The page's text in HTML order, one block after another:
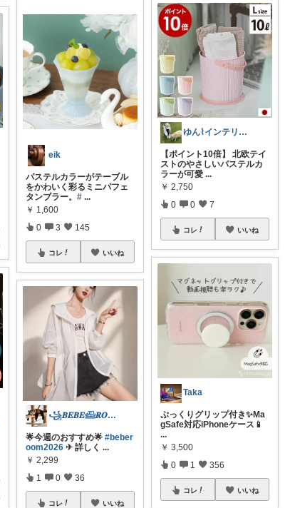
eik
パステルカラーがテーブル
をかわいく彩るミニパフェ
タンブラー。# ...
￥ 1,600
0 3 145
コレ いいね
꧁𝑩𝑬𝑩𝑬𓊝𝑹𝑶𝑶𝑴꧂
🌟今週のおすすめ🌟#beber
oom2026 ✈︎ 詳しく ...
￥ 2,299
1 0 36
コレ いいね
ゆん⌇インテリアと生活雑貨がメイン🧸
【ポイント10倍】 北欧テイ
ストのやさしいパステルカ
ラーが可愛 ...
￥ 2,750
0 0 7
コレ いいね
Taka
ぷっくりグリップ付き✨Ma
gSafe対応iPhoneケース📱
...
￥ 3,500
0 1 356
コレ いいね